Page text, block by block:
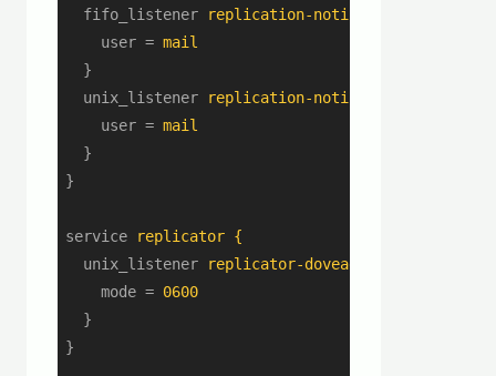
fifo_listener
replication-notify-fifo {
user = mail
}
unix_listener
replication-notify {
user = mail
}
}
service
replicator {
unix_listener
replicator-doveadm {
mode = 0600
}
}